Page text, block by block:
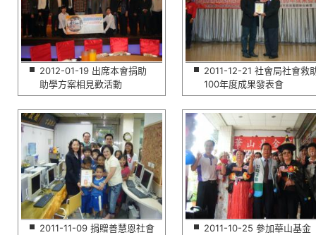
2012-01-19 出席本會捐助
助學方案相見歡活動
2011-12-21 社會局社會救
100年度成果發表會
2011-11-09 捐贈善慧恩社會
2011-10-25 參加華山基金